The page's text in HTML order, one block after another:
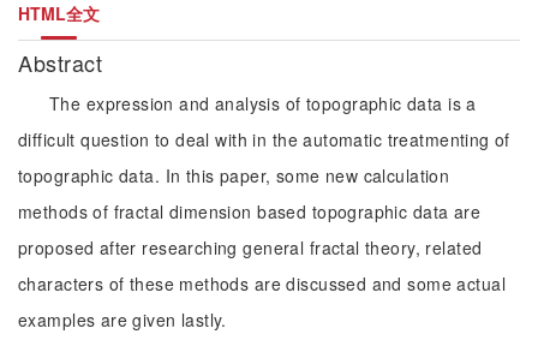
HTML全文
Abstract
The expression and analysis of topographic data is a
difficult question to deal with in the automatic treatmenting of
topographic data. In this paper, some new calculation
methods of fractal dimension based topographic data are
proposed after researching general fractal theory, related
characters of these methods are discussed and some actual
examples are given lastly.